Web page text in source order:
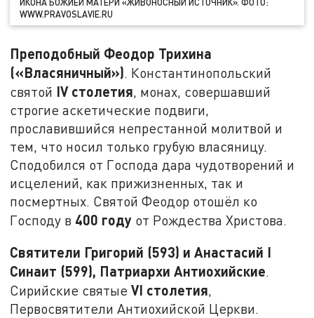
WWW.PRAVOSLAVIE.RU
Преподобный Феодор Трихина
(«Власяничный»). Константинопольский
святой IVстолетия, монах, совершавший
строгие аскетические подвиги,
прославившийся непрестанной молитвой и
тем, что носил только грубую власяницу.
Сподобился от Господа дара чудотворений и
исцелений, как прижизненных, так и
посмертных. Святой Феодор отошёл ко
Господу в 400 году от Рождества Христова.
Святители Григорий (593) и Анастасий I
Синаит (599), Патриархи Антиохийские.
Сирийские святыеVI столетия,
Первосвятители Антиохийской Церкви.